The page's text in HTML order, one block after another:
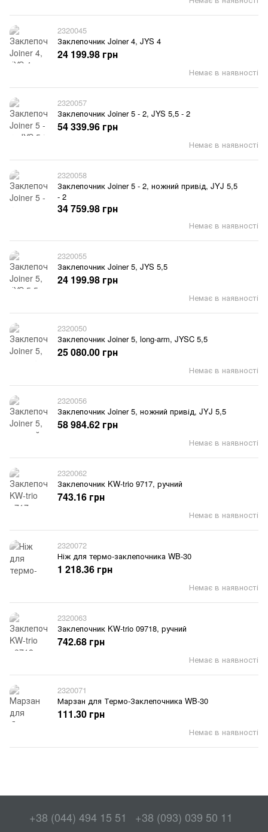
2320045
Заклепочник Joiner 4, JYS 4
Немає в наявності
24 199.98 грн
2320057
Заклепочник Joiner 5 - 2, JYS 5,5 - 2
Немає в наявності
54 339.96 грн
2320058
Заклепочник Joiner 5 - 2, ножний привід, JYJ 5,5
- 2
Немає в наявності
34 759.98 грн
2320055
Заклепочник Joiner 5, JYS 5,5
Немає в наявності
24 199.98 грн
2320050
Заклепочник Joiner 5, long-arm, JYSC 5,5
Немає в наявності
25 080.00 грн
2320056
Заклепочник Joiner 5, ножний привід, JYJ 5,5
Немає в наявності
58 984.62 грн
2320062
Заклепочник KW-trio 9717, ручний
Немає в наявності
743.16 грн
2320072
Ніж для термо-заклепочника WB-30
Немає в наявності
1 218.36 грн
2320063
Заклепочник KW-trio 09718, ручний
Немає в наявності
742.68 грн
2320071
Марзан для Термо-Заклепочника WB-30
Немає в наявності
111.30 грн
+38 (044) 494 15 51
+38 (093) 039 50 11